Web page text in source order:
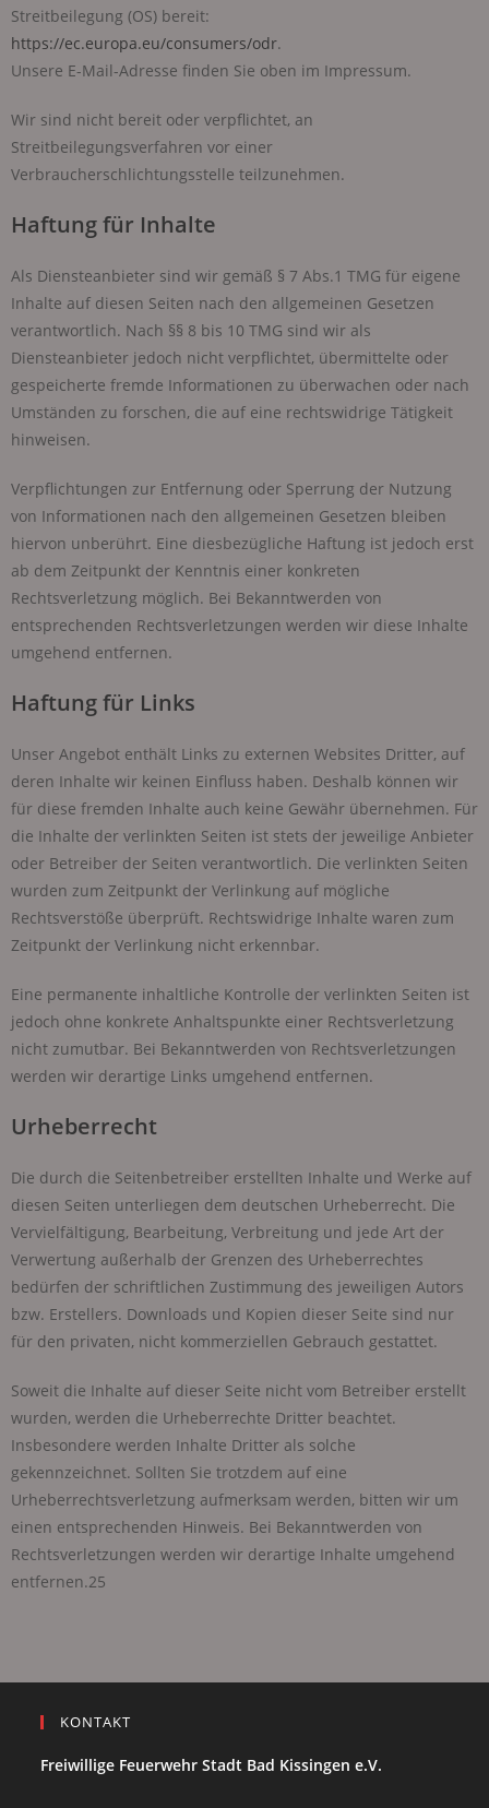
Streitbeilegung (OS) bereit:
https://ec.europa.eu/consumers/odr.
Unsere E-Mail-Adresse finden Sie oben im Impressum.
Wir sind nicht bereit oder verpflichtet, an
Streitbeilegungsverfahren vor einer
Verbraucherschlichtungsstelle teilzunehmen.
Haftung für Inhalte
Als Diensteanbieter sind wir gemäß § 7 Abs.1 TMG für eigene
Inhalte auf diesen Seiten nach den allgemeinen Gesetzen
verantwortlich. Nach §§ 8 bis 10 TMG sind wir als
Diensteanbieter jedoch nicht verpflichtet, übermittelte oder
gespeicherte fremde Informationen zu überwachen oder nach
Umständen zu forschen, die auf eine rechtswidrige Tätigkeit
hinweisen.
Verpflichtungen zur Entfernung oder Sperrung der Nutzung
von Informationen nach den allgemeinen Gesetzen bleiben
hiervon unberührt. Eine diesbezügliche Haftung ist jedoch erst
ab dem Zeitpunkt der Kenntnis einer konkreten
Rechtsverletzung möglich. Bei Bekanntwerden von
entsprechenden Rechtsverletzungen werden wir diese Inhalte
umgehend entfernen.
Haftung für Links
Unser Angebot enthält Links zu externen Websites Dritter, auf
deren Inhalte wir keinen Einfluss haben. Deshalb können wir
für diese fremden Inhalte auch keine Gewähr übernehmen. Für
die Inhalte der verlinkten Seiten ist stets der jeweilige Anbieter
oder Betreiber der Seiten verantwortlich. Die verlinkten Seiten
wurden zum Zeitpunkt der Verlinkung auf mögliche
Rechtsverstöße überprüft. Rechtswidrige Inhalte waren zum
Zeitpunkt der Verlinkung nicht erkennbar.
Eine permanente inhaltliche Kontrolle der verlinkten Seiten ist
jedoch ohne konkrete Anhaltspunkte einer Rechtsverletzung
nicht zumutbar. Bei Bekanntwerden von Rechtsverletzungen
werden wir derartige Links umgehend entfernen.
Urheberrecht
Die durch die Seitenbetreiber erstellten Inhalte und Werke auf
diesen Seiten unterliegen dem deutschen Urheberrecht. Die
Vervielfältigung, Bearbeitung, Verbreitung und jede Art der
Verwertung außerhalb der Grenzen des Urheberrechtes
bedürfen der schriftlichen Zustimmung des jeweiligen Autors
bzw. Erstellers. Downloads und Kopien dieser Seite sind nur
für den privaten, nicht kommerziellen Gebrauch gestattet.
Soweit die Inhalte auf dieser Seite nicht vom Betreiber erstellt
wurden, werden die Urheberrechte Dritter beachtet.
Insbesondere werden Inhalte Dritter als solche
gekennzeichnet. Sollten Sie trotzdem auf eine
Urheberrechtsverletzung aufmerksam werden, bitten wir um
einen entsprechenden Hinweis. Bei Bekanntwerden von
Rechtsverletzungen werden wir derartige Inhalte umgehend
entfernen.25
KONTAKT
Freiwillige Feuerwehr Stadt Bad Kissingen e.V.